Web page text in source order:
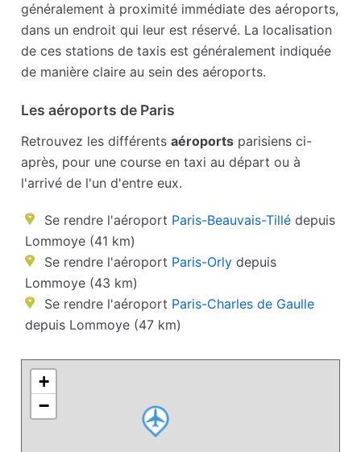
généralement à proximité immédiate des aéroports,
dans un endroit qui leur est réservé. La localisation
de ces stations de taxis est généralement indiquée
de manière claire au sein des aéroports.
Les aéroports de Paris
Retrouvez les différentsaéroports parisiens ci-
après, pour une course en taxi au départ ou à
l'arrivé de l'un d'entre eux.
Se rendre l'aéroport Paris-Beauvais-Tillé depuis
Lommoye (41 km)
Se rendre l'aéroport Paris-Orly depuis
Lommoye (43 km)
Se rendre l'aéroport Paris-Charles de Gaulle
depuis Lommoye (47 km)
+
−